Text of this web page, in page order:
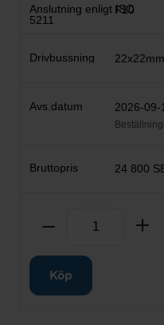
F10
22x22mm
2026-09-
24 800
Ta bort
Köp